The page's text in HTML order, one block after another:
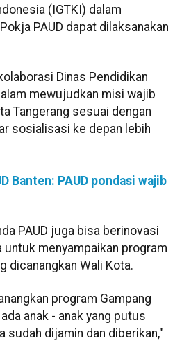
(IGTKI) dalam
PAUD dapat dilaksanakan
Dinas Pendidikan
mewujudkan misi wajib
Tangerang sesuai dengan
sosialisasi ke depan lebih
Banten: PAUD pondasi wajib
PAUD juga bisa berinovasi
untuk menyampaikan program
dicanangkan Wali Kota.
program Gampang
anak - anak yang putus
sudah dijamin dan diberikan,"